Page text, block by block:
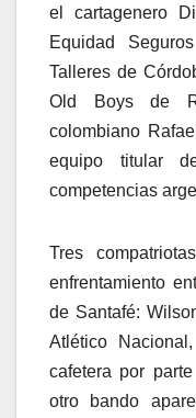
el cartagenero
Equidad
Talleres de
Old Boys de
colombiano
equipo titular
competencias
Tres
enfrentamiento
de Santafé:
Atlético
cafetera por
otro bando